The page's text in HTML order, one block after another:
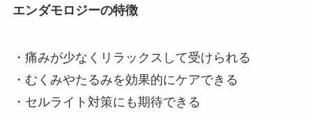
エンダモロジーの特徴
・痛みが少なくリラックスして受けられる
・むくみやたるみを効果的にケアできる
・セルライト対策にも期待できる